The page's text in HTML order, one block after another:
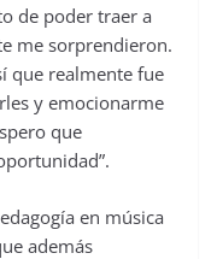
de poder traer a
me sorprendieron.
que realmente fue
y emocionarme
que
en música
además